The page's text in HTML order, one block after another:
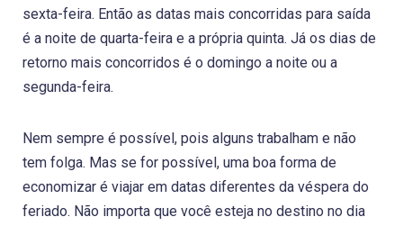
sexta-feira. Então as datas mais concorridas para saída
é a noite de quarta-feira e a própria quinta. Já os dias de
retorno mais concorridos é o domingo a noite ou a
segunda-feira.
Nem sempre é possível, pois alguns trabalham e não
tem folga. Mas se for possível, uma boa forma de
economizar é viajar em datas diferentes da véspera do
feriado. Não importa que você esteja no destino no dia